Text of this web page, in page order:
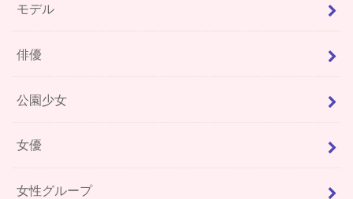
モデル
俳優
公園少女
女優
女性グループ